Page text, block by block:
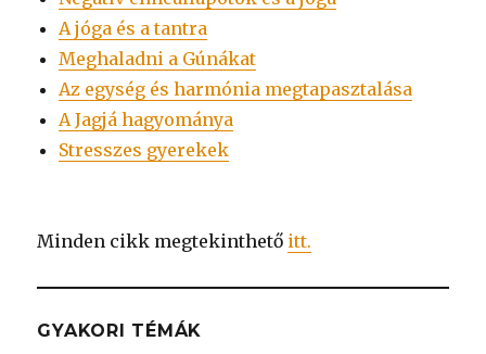
A jóga és a tantra
Meghaladni a Gúnákat
Az egység és harmónia megtapasztalása
A Jagjá hagyománya
Stresszes gyerekek
Minden cikk megtekinthető itt.
GYAKORI TÉMÁK